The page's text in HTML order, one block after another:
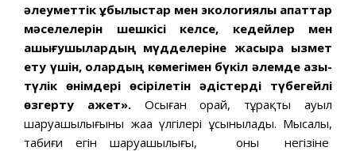
әлеуметтік құбылыстар мен экологиялық апаттар
мәселелерін шешкісі келсе, кедейлер мен
ашығушылардың мүдделеріне жақсырақ қызмет
ету үшін, олардың көмегімен бүкіл әлемде азық-
түлік өнімдері өсірілетін әдістерді түбегейлі
өзгерту қажет».Осыған орай, тұрақты ауыл
шаруашылығының жаңа үлгілері ұсынылады. Мысалы,
табиғи егін шаруашылығы, оның негізіне